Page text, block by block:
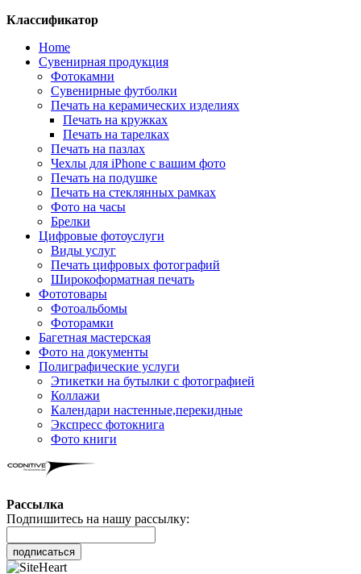
Классификатор
Home
Сувенирная продукция
Фотокамни
Сувенирные футболки
Печать на керамических изделиях
Печать на кружках
Печать на тарелках
Печать на пазлах
Чехлы для iPhone с вашим фото
Печать на подушке
Печать на стеклянных рамках
Фото на часы
Брелки
Цифровые фотоуслуги
Виды услуг
Печать цифровых фотографий
Широкоформатная печать
Фототовары
Фотоальбомы
Фоторамки
Багетная мастерская
Фото на документы
Полиграфические услуги
Этикетки на бутылки c фотографией
Коллажи
Календари настенные,перекидные
Экспресс фотокнига
Фото книги
Рассылка
Подпишитесь на нашу рассылку:
подписаться